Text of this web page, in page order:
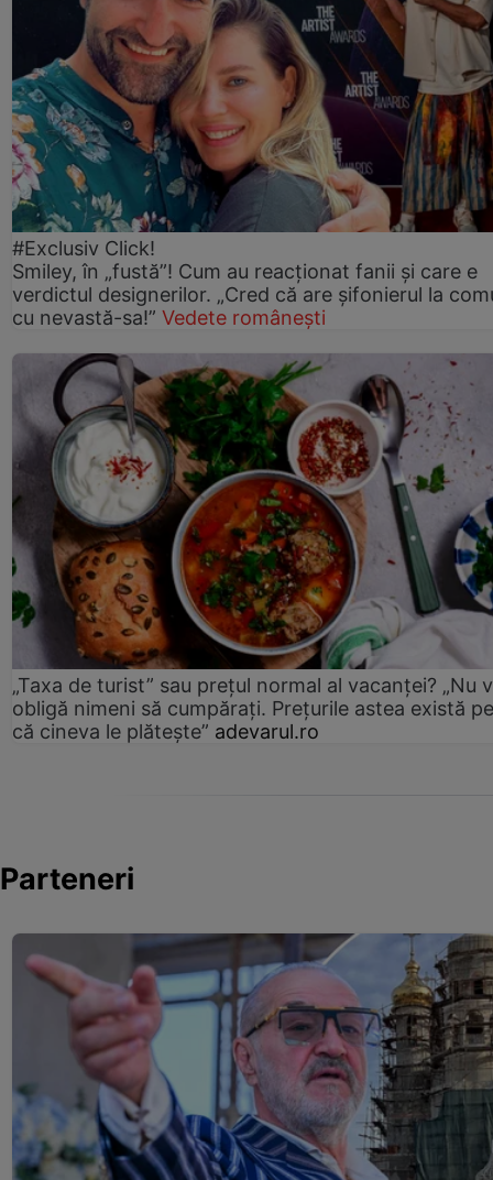
#Exclusiv Click!
Smiley, în „fustă”! Cum au reacționat fanii și care e
verdictul designerilor. „Cred că are șifonierul la
cu nevastă-sa!” Vedete românești
„Taxa de turist” sau prețul normal al vacanței? „Nu
obligă nimeni să cumpărați. Prețurile astea există
că cineva le plătește” adevarul.ro
Parteneri